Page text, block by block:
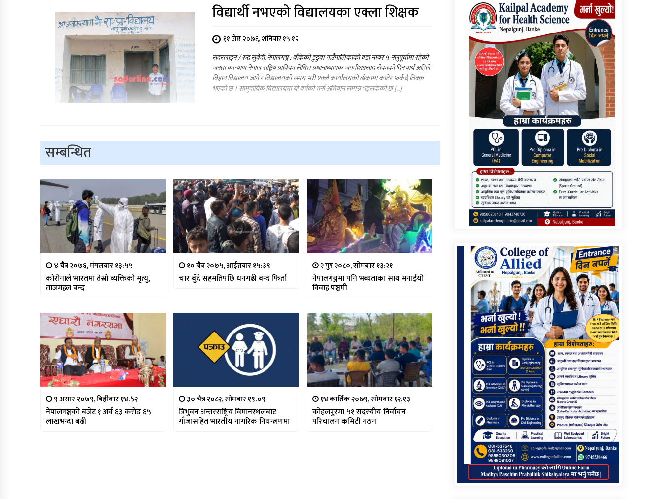
विद्यार्थी नभएको विद्यालयका एक्ला शिक्षक
११ जेष्ठ २०७६, शनिबार १५:१२
सदरलाइन / रुद्र सुवेदी, नेपालगञ्ज : बाँकेको डुडुवा गाउँपालिकाको वडा नम्बर ५ नानुपूर्वामा रहेको
जनता कल्याण नेपाल राष्ट्रिय प्राविका निमित्त प्रधानाध्यापक जगदीशप्रसाद रोकाको दिनचार्य अहिले
बिहान विद्यालय जाने र विद्यालयको समय भरी एक्लै कार्यालयको ढोकामा काटेर फर्कदै ठिक्क
भएको छ । सामुदायिक विद्यालयमा यो वर्षको भर्ना अभियान सम्पन्न भइसकेको छ […]
सम्बन्धित
४ चैत्र २०७६, मंगलवार १३:५५
कोरोनाले भारतमा तेस्रो व्यक्तिको मृत्यु,
ताजमहल बन्द
१० चैत्र २०७५, आईतवार १५:३९
चार बुँदे सहमतिपछि धनगढी बन्द फिर्ता
२ पुष २०८०, सोमबार १३:२१
नेपालगञ्जमा पनि भब्यताका साथ मनाईयो
विवाह पञ्चमी
९ असार २०७९, बिहीबार १४:५२
नेपालगञ्जको बजेट १ अर्व ६३ करोड ६५
लाखभन्दा बढी
३० चैत्र २०८२, सोमबार १९:०९
त्रिभुवन अन्तरराष्ट्रिय विमानस्थलबाट
गाँजासहित भारतीय नागरिक नियन्त्रणमा
१४ कार्तिक २०७९, सोमबार १२:१३
कोहलपुरमा ५१ सदस्यीय निर्वाचन
परिचालन कमिटी गठन